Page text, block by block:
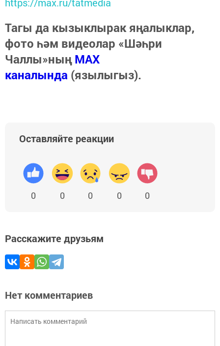
https://max.ru/tatmedia
Тагы да кызыклырак яңалыклар,
фото һәм видеолар «Шәһри
Чаллы»ныңMAX
каналында (язылыгыз).
Оставляйте реакции
0 0 0 0 0
Расскажите друзьям
Нет комментариев